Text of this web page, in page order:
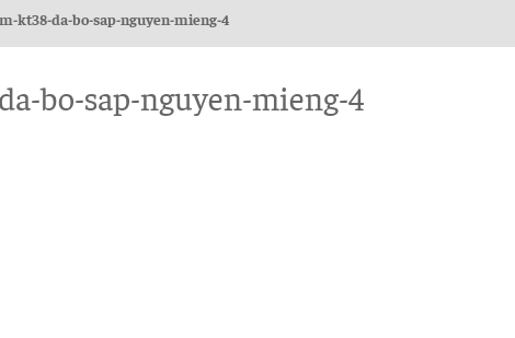
kt38-da-bo-sap-nguyen-mieng-4
bo-sap-nguyen-mieng-4